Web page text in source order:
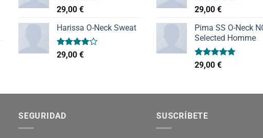
Valorado
con
3.50de
5
29,00 €
Harissa O-Neck Sweat
Valorado
con
29,00 €
Valorado
con
de 5
29,00 €
Pima SS O-Neck
Selected Homme
Valorado
con
29,00 €
SEGURIDAD SUSCRÍBETE